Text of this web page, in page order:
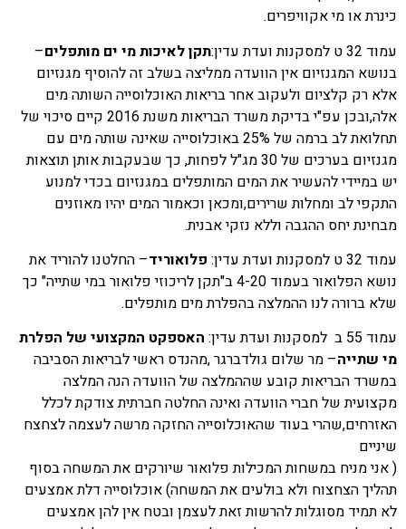
כינרת או מי אקוויפרים.
עמוד 32 ט למסקנות ועדת עדין:
תקן לאיכות מי ים מותפלים–
בנושא המגנזיום אין הוועדה ממליצה בשלב זה להוסיף מגנזיום
אלא רק קלציום ולעקוב אחר בריאות האוכלוסייה השותה מים
אלה,ובכן עפ"י בדיקת משרד הבריאות משנת 2016 קיים סיכוי של
תחלואת לב ברמה של 25% באוכלוסייה שאינה שותה מים עם
מגנזיום בערכים של 30 מג"ל לפחות, כך שבעקבות אותן תוצאות
יש במיידי להעשיר את המים המותפלים במגנזיום בכדי למנוע
התקפי לב ומחלות שרירים,ומכאן וכאמור המים יהיו מאוזנים
מבחינת יחס ההגבה וללא נזקי אבנית.
עמוד 32 ט למסקנות ועדת עדין:
פלואוריד– החלטנו להוריד את
נושא הפלואור בעמוד 4-20 ב"תקן לריכוזי פלואור במי שתייה" כך
שלא ברורה לנו ההמלצה בהפלרת מים מותפלים.
עמוד 55 ב למסקנות ועדת עדין:
האספקט המקצועי של הפלרת
מי שתייה– מר שלום גולדברגר ,מהנדס ראשי לבריאות הסביבה
במשרד הבריאות קובע שההמלצה של הוועדה הנה המלצה
מקצועית של חברי הוועדה ואינה החלטה חברתית צודקת לכלל
האזרחים,שהרי בעוד שהאוכלוסייה החזקה מרשה לעצמה לצחצח
שיניים
( אני מניח במשחות המכילות פלואור שיורקים את המשחה בסוף
תהליך הצחצוח ולא בולעים את המשחה) אוכלוסייה דלת אמצעים
לא תמיד מסוגלות להרשות זאת לעצמן ובטח אין להן אמצעים